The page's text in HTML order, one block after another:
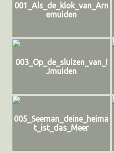
001_Als_de_klok_van_Arn
emuiden
003_Op_de_sluizen_van_I
Jmuiden
005_Seeman_deine_heima
t_ist_das_Meer